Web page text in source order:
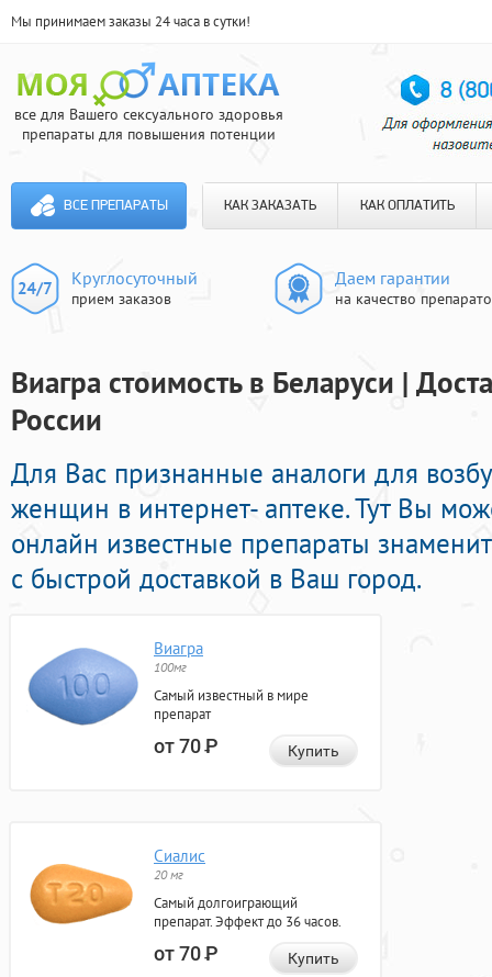
Мы принимаем заказы 24 часа в сутки!
все для Вашего сексуального здоровья
препараты для повышения потенции
ВСЕ ПРЕПАРАТЫ КАК ЗАКАЗАТЬ КАК ОПЛАТИТЬ
Круглосуточный
прием заказов
Даем гарантии
на качество
Виагра стоимость в Беларуси |
России
Для Вас признанные аналоги для
женщин в интернет- аптеке. Тут Вы
онлайн известные препараты
с быстрой доставкой в Ваш город.
Виагра
100мг
Самый известный в мире
препарат
от 70Р Купить
Сиалис
20 мг
Самый долгоиграющий
препарат. Эффект до 36 часов.
от 70Р Купить